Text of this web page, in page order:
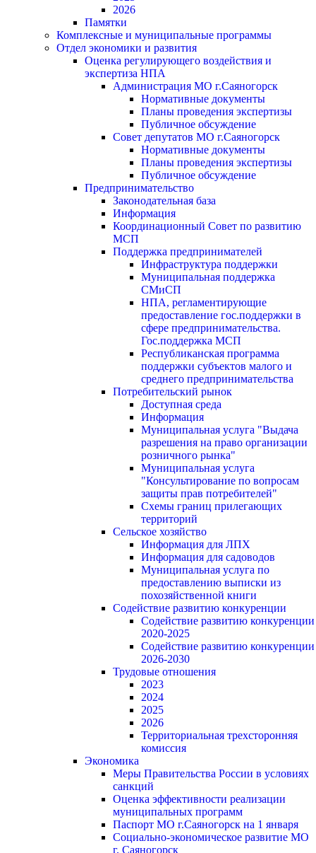
2026
Памятки
Комплексные и муниципальные программы
Отдел экономики и развития
Оценка регулирующего воздействия и
экспертиза НПА
Администрация МО г.Саяногорск
Нормативные документы
Планы проведения экспертизы
Публичное обсуждение
Совет депутатов МО г.Саяногорск
Нормативные документы
Планы проведения экспертизы
Публичное обсуждение
Предпринимательство
Законодательная база
Информация
Координационный Совет по развитию
МСП
Поддержка предпринимателей
Инфраструктура поддержки
Муниципальная поддержка
СМиСП
НПА, регламентирующие
предоставление гос.поддержки в
сфере предпринимательства.
Гос.поддержка МСП
Республиканская программа
поддержки субъектов малого и
среднего предпринимательства
Потребительский рынок
Доступная среда
Информация
Муниципальная услуга "Выдача
разрешения на право организации
розничного рынка"
Муниципальная услуга
"Консультирование по вопросам
защиты прав потребителей"
Схемы границ прилегающих
территорий
Сельское хозяйство
Информация для ЛПХ
Информация для садоводов
Муниципальная услуга по
предоставлению выписки из
похозяйственной книги
Содействие развитию конкуренции
Содействие развитию конкуренции
2020-2025
Содействие развитию конкуренции
2026-2030
Трудовые отношения
2023
2024
2025
2026
Территориальная трехсторонняя
комиссия
Экономика
Меры Правительства России в условиях
санкций
Оценка эффективности реализации
муниципальных программ
Паспорт МО г.Саяногорск на 1 января
Социально-экономическое развитие МО
г. Саяногорск